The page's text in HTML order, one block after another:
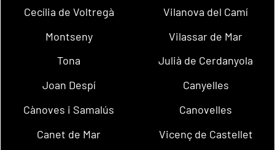
Cecília de Voltregà
Vilanova del Camí
Montseny
Vilassar de Mar
Tona
Julià de Cerdanyola
Joan Despí
Canyelles
Cànoves i Samalús
Canovelles
Canet de Mar
Vicenç de Castellet